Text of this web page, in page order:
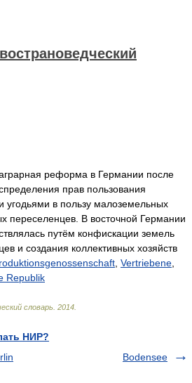
аграрная реформа в Германии после
прав пользования
угодьями в пользу малоземельных
переселенцев. В восточной Германии
путём конфискации земель
и создания коллективных хозяйств
Vertriebene
Republik
словарь 2014
НИР?
Bodensee